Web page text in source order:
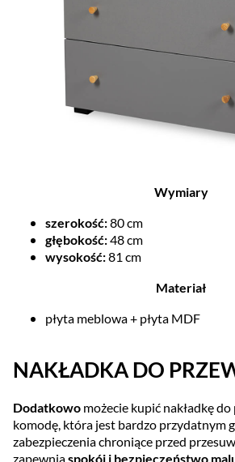
Wymiary
szerokość:80 cm
głębokość:48 cm
wysokość:81 cm
Materiał
płyta meblowa + płyta MDF
NAKŁADKA DO
Dodatkowo możecie kupić nakładkę
komodę, która jest bardzo przydatnym
zabezpieczenia chroniące przed
zapewniaspokój i bezpieczeństwo